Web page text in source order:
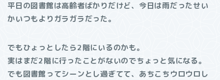
平日の図書館は高齢者ばかりだけど、今日は雨だったせい
かいつもよりガラガラだった。
でもひょっとしたら2階にいるのかも。
実はまだ2階に行ったことがないのでちょっと気になる。
でも図書館ってシーンとし過ぎてて、あちこちウロウロし